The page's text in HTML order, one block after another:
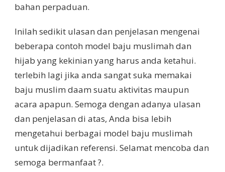
bahan perpaduan.
Inilah sedikit ulasan dan penjelasan mengenai
beberapa contoh model baju muslimah dan
hijab yang kekinian yang harus anda ketahui.
terlebih lagi jika anda sangat suka memakai
baju muslim daam suatu aktivitas maupun
acara apapun. Semoga dengan adanya ulasan
dan penjelasan di atas, Anda bisa lebih
mengetahui berbagai model baju muslimah
untuk dijadikan referensi. Selamat mencoba dan
semoga bermanfaat ?.